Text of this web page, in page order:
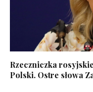
Rzeczniczka
Polski. Ostre słowa